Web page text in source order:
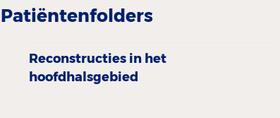
Patiëntenfolders
Reconstructies in het
hoofdhalsgebied